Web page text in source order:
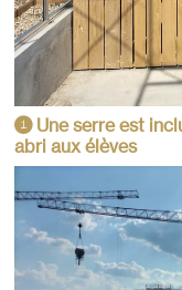
1Une serre est
abri aux élèves